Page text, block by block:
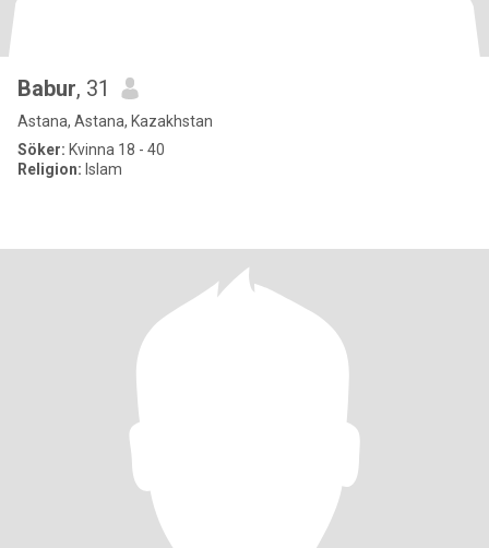
Babur, 31
Astana, Astana, Kazakhstan
Söker: Kvinna 18 - 40
Religion: Islam